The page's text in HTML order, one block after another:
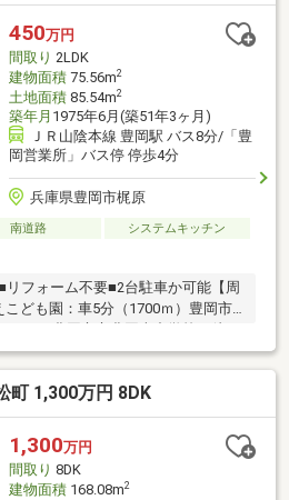
『リフォーム』『新築』などのご相
産』におまかせ下さい！
450万円
間取り 2LDK
建物面積75.56m2
土地面積85.54m2
築年月 1975年6月(築51年3ヶ月)
ＪＲ山陰本線 豊岡駅 バス8分/「豊
岡営業所」バス停 停歩4分
兵庫県豊岡市梶原
南道路
システムキッチン
フォーム不要■2台駐車か可能【周
ども園：車5分（1700ｍ）豊岡市
車6分（2100ｍ）ファミリーマー
）豊岡三江郵便局：車2分（300ｍ）
ｍ）＼敷地約25坪の中古戸建／※
ております！是非、お問い合わせ
町 1,300万円 8DK
1,300万円
間取り 8DK
建物面積168.08m2